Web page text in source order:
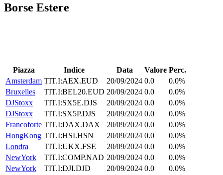
Borse Estere
Piazza Indice Data Valore Perc.
Amsterdam TIT.I:AEX.EUD 20/09/2024 0.0
0.0%
Bruxelles
TIT.I:BEL20.EUD 20/09/2024 0.0
0.0%
DJStoxx
TIT.I:SX5E.DJS 20/09/2024 0.0
0.0%
DJStoxx
TIT.I:SX5P.DJS 20/09/2024 0.0
0.0%
Francoforte TIT.I:DAX.DAX 20/09/2024 0.0
0.0%
HongKong TIT.I:HSI.HSN 20/09/2024 0.0
0.0%
Londra
TIT.I:UKX.FSE 20/09/2024 0.0
0.0%
NewYork
TIT.I:COMP.NAD 20/09/2024 0.0
0.0%
NewYork
TIT.I:DJI.DJD 20/09/2024 0.0
0.0%